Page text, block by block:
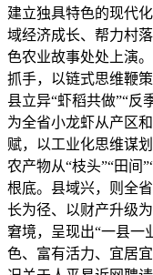
建立独具特色的现代
域经济成长、帮力村
色农业故事处处上演
抓手，以链式思维鞭
县立异“虾稻共做”“反
为全省小龙虾从产区
赋，以工业化思维谋
农产物从“枝头”“田间
根底。县域兴，则全
长为径、以财产升级
窘境，呈现出“一县一
色、富有活力、宜居